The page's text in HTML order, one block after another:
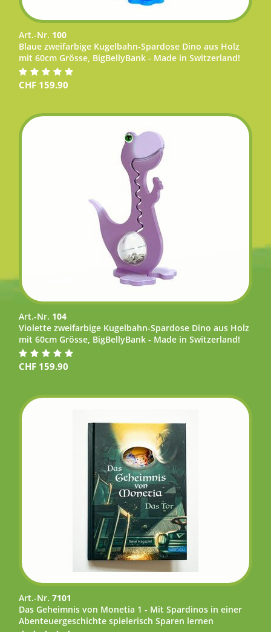
Art.-Nr. 100
Blaue zweifarbige Kugelbahn-Spardose Dino aus Holz
mit 60cm Grösse, BigBellyBank - Made in Switzerland!
CHF 159.90
Art.-Nr. 104
Violette zweifarbige Kugelbahn-Spardose Dino aus Holz
mit 60cm Grösse, BigBellyBank - Made in Switzerland!
CHF 159.90
Art.-Nr. 7101
Das Geheimnis von Monetia 1 - Mit Spardinos in einer
Abenteuergeschichte spielerisch Sparen lernen